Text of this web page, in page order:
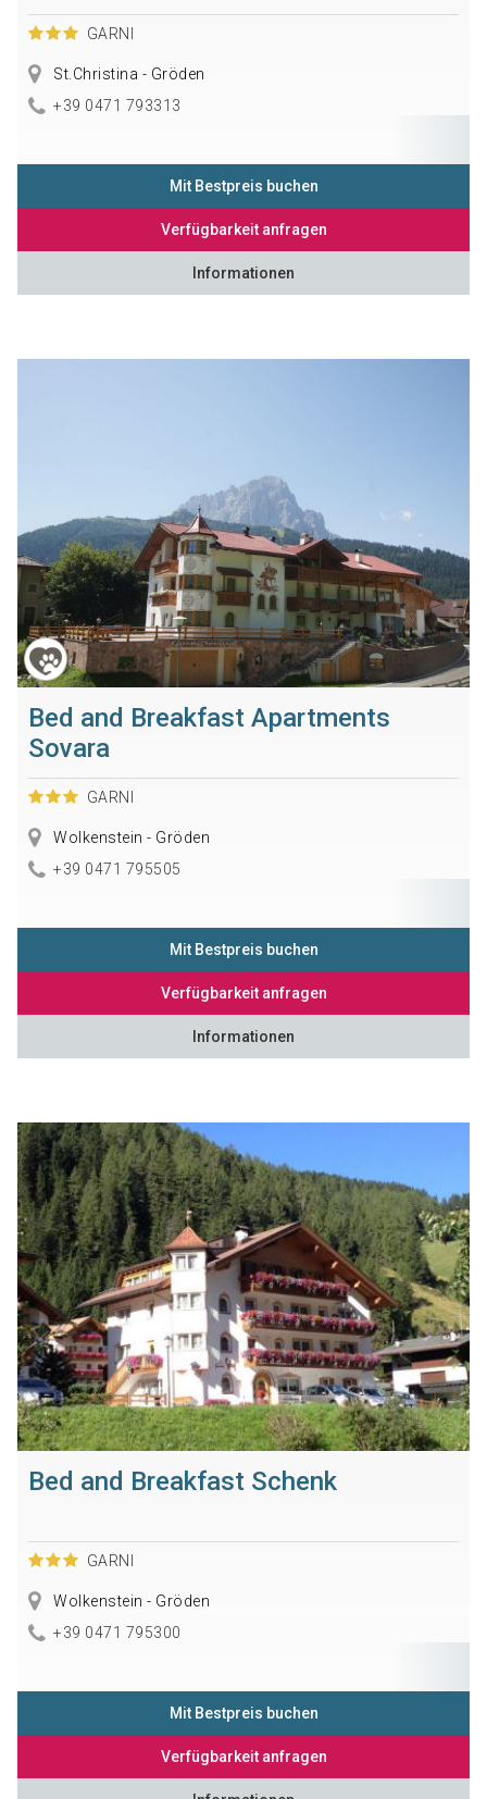
GARNI
St.Christina - Gröden
+39 0471 793313
Mit Bestpreis buchen
Verfügbarkeit anfragen
Informationen
Bed and Breakfast Apartments
Sovara
GARNI
Wolkenstein - Gröden
+39 0471 795505
Mit Bestpreis buchen
Verfügbarkeit anfragen
Informationen
Bed and Breakfast Schenk
GARNI
Wolkenstein - Gröden
+39 0471 795300
Mit Bestpreis buchen
Verfügbarkeit anfragen